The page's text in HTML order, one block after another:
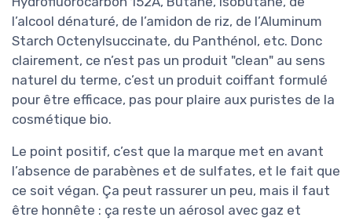
l’alcool dénaturé, de l’amidon de riz, de l’Aluminum
Starch Octenylsuccinate, du Panthénol, etc. Donc
clairement, ce n’est pas un produit "clean" au sens
naturel du terme, c’est un produit coiffant formulé
pour être efficace, pas pour plaire aux puristes de la
cosmétique bio.
Le point positif, c’est que la marque met en avant
l’absence de parabènes et de sulfates, et le fait que
ce soit végan. Ça peut rassurer un peu, mais il faut
être honnête : ça reste un aérosol avec gaz et